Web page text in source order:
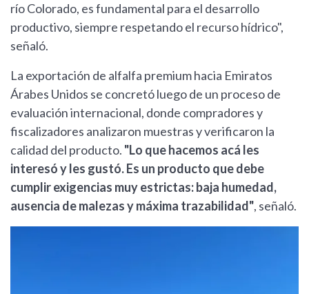
río Colorado, es fundamental para el desarrollo
productivo, siempre respetando el recurso hídrico",
señaló.
La exportación de alfalfa premium hacia Emiratos
Árabes Unidos se concretó luego de un proceso de
evaluación internacional, donde compradores y
fiscalizadores analizaron muestras y verificaron la
calidad del producto. "Lo que hacemos acá les
interesó y les gustó. Es un producto que debe
cumplir exigencias muy estrictas: baja humedad,
ausencia de malezas y máxima trazabilidad", señaló.